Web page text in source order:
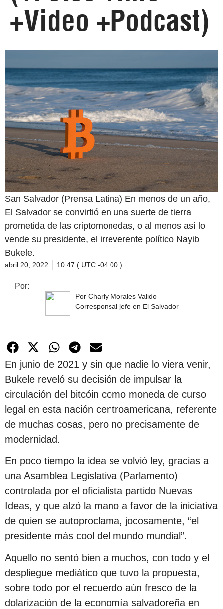
+Video +Podcast)
San Salvador (Prensa Latina) En menos de un año,
El Salvador se convirtió en una suerte de tierra
prometida de las criptomonedas, o al menos así lo
vende su presidente, el irreverente político Nayib
Bukele.
abril 20, 2022 10:47 ( UTC -04:00 )
Por:
Por Charly Morales Valido
Corresponsal jefe en El Salvador
En junio de 2021 y sin que nadie lo viera venir,
Bukele reveló su decisión de impulsar la
circulación del bitcóin como moneda de curso
legal en esta nación centroamericana, referente
de muchas cosas, pero no precisamente de
modernidad.
En poco tiempo la idea se volvió ley, gracias a
una Asamblea Legislativa (Parlamento)
controlada por el oficialista partido Nuevas
Ideas, y que alzó la mano a favor de la iniciativa
de quien se autoproclama, jocosamente, “el
presidente más cool del mundo mundial”.
Aquello no sentó bien a muchos, con todo y el
despliegue mediático que tuvo la propuesta,
sobre todo por el recuerdo aún fresco de la
dolarización de la economía salvadoreña en